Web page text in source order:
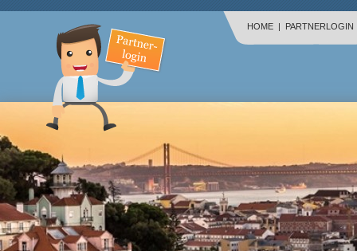
HOME | PARTNERLOGIN